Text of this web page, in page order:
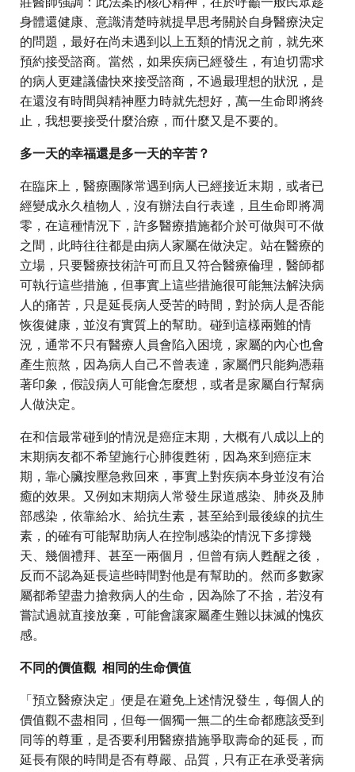
身體還健康、意識清楚時就提早思考關於自身醫療決定
的問題，最好在尚未遇到以上五類的情況之前，就先來
預約接受諮商。當然，如果疾病已經發生，有迫切需求
的病人更建議儘快來接受諮商，不過最理想的狀況，是
在還沒有時間與精神壓力時就先想好，萬一生命即將終
止，我想要接受什麼治療，而什麼又是不要的。
多一天的幸福還是多一天的辛苦？
在臨床上，醫療團隊常遇到病人已經接近末期，或者已
經變成永久植物人，沒有辦法自行表達，且生命即將凋
零，在這種情況下，許多醫療措施都介於可做與可不做
之間，此時往往都是由病人家屬在做決定。站在醫療的
立場，只要醫療技術許可而且又符合醫療倫理，醫師都
可執行這些措施，但事實上這些措施很可能無法解決病
人的痛苦，只是延長病人受苦的時間，對於病人是否能
恢復健康，並沒有實質上的幫助。碰到這樣兩難的情
況，通常不只有醫療人員會陷入困境，家屬的內心也會
產生煎熬，因為病人自己不曾表達，家屬們只能夠憑藉
著印象，假設病人可能會怎麼想，或者是家屬自行幫病
人做決定。
在和信最常碰到的情況是癌症末期，大概有八成以上的
末期病友都不希望施行心肺復甦術，因為來到癌症末
期，靠心臟按壓急救回來，事實上對疾病本身並沒有治
癒的效果。又例如末期病人常發生尿道感染、肺炎及肺
部感染，依靠給水、給抗生素，甚至給到最後線的抗生
素，的確有可能幫助病人在控制感染的情況下多撐幾
天、幾個禮拜、甚至一兩個月，但曾有病人甦醒之後，
反而不認為延長這些時間對他是有幫助的。然而多數家
屬都希望盡力搶救病人的生命，因為除了不捨，若沒有
嘗試過就直接放棄，可能會讓家屬產生難以抹滅的愧疚
感。
不同的價值觀 相同的生命價值
「預立醫療決定」便是在避免上述情況發生，每個人的
價值觀不盡相同，但每一個獨一無二的生命都應該受到
同等的尊重，是否要利用醫療措施爭取壽命的延長，而
延長有限的時間是否有尊嚴、品質，只有正在承受著病